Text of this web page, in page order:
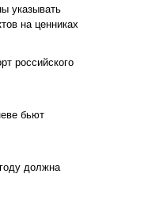
указывать
на ценниках
российского
бьют
должна